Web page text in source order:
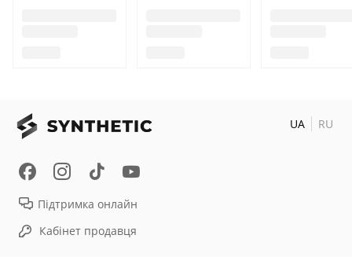
Підтримка онлайн
Кабінет продавця
UA RU